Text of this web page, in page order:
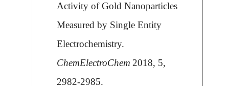
Activity of Gold Nanoparticles
Measured by Single Entity
Electrochemistry.
ChemElectroChem 2018, 5,
2982-2985.